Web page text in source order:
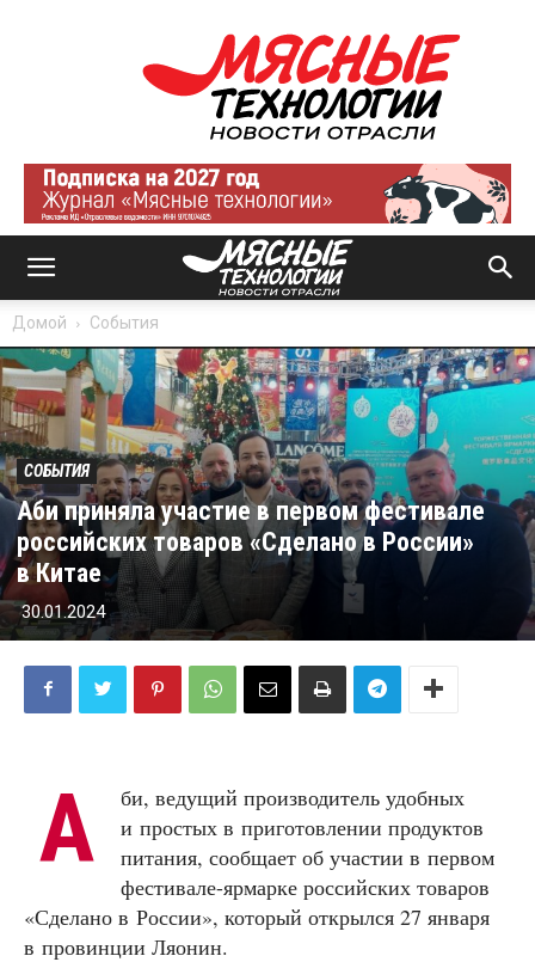
Мясные
технологии
|
Новости
отрасли
Домой События
СОБЫТИЯ
Аби приняла участие в первом фестивале
российских товаров «Сделано в России»
в Китае
30.01.2024
А
би, ведущий производитель удобных
и простых в приготовлении продуктов
питания, сообщает об участии в первом
фестивале-ярмарке российских товаров
«Сделано в России», который открылся 27 января
в провинции Ляонин.